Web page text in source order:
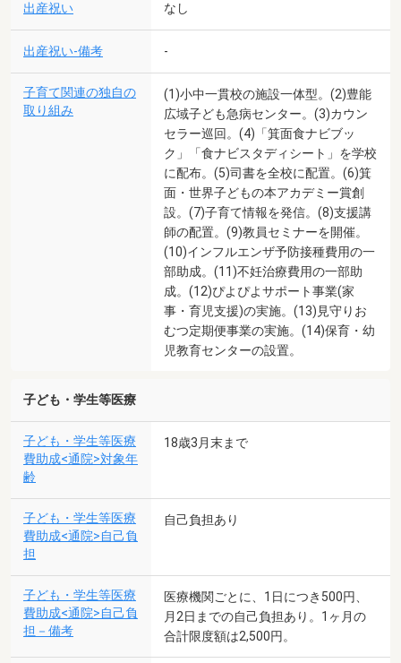
出産祝い なし
出産祝い-備考 -
子育て関連の独自の
取り組み
(1)小中一貫校の施設一体型。(2)豊能
広域子ども急病センター。(3)カウン
セラー巡回。(4)「箕面食ナビブッ
ク」「食ナビスタディシート」を学校
に配布。(5)司書を全校に配置。(6)箕
面・世界子どもの本アカデミー賞創
設。(7)子育て情報を発信。(8)支援講
師の配置。(9)教員セミナーを開催。
(10)インフルエンザ予防接種費用の一
部助成。(11)不妊治療費用の一部助
成。(12)ぴよぴよサポート事業(家
事・育児支援)の実施。(13)見守りお
むつ定期便事業の実施。(14)保育・幼
児教育センターの設置。
子ども・学生等医療
子ども・学生等医療
費助成<通院>対象年
齢
18歳3月末まで
子ども・学生等医療
費助成<通院>自己負
担
自己負担あり
子ども・学生等医療
費助成<通院>自己負
担－備考
医療機関ごとに、1日につき500円、
月2日までの自己負担あり。1ヶ月の
合計限度額は2,500円。